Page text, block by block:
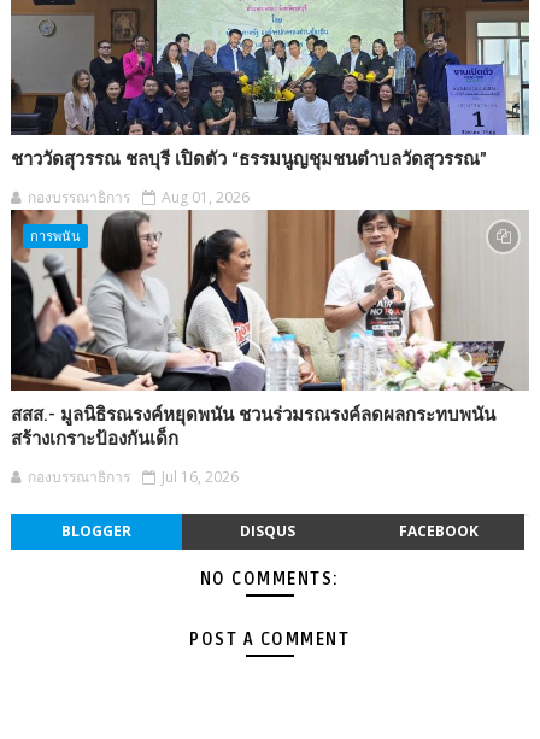
ชาววัดสุวรรณ ชลบุรี เปิดตัว “ธรรมนูญชุมชนตำบลวัดสุวรรณ”
กองบรรณาธิการ Aug 01, 2026
การพนัน
สสส.- มูลนิธิรณรงค์หยุดพนัน ชวนร่วมรณรงค์ลดผลกระทบพนัน
สร้างเกราะป้องกันเด็ก
กองบรรณาธิการ Jul 16, 2026
BLOGGER DISQUS FACEBOOK
NO COMMENTS:
POST A COMMENT